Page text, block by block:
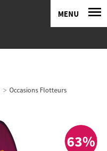
MENU
Occasions Flotteurs
63%